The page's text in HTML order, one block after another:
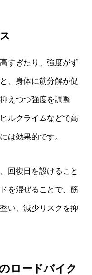
すぎたり、強度がず
、身体に筋分解が促
えつつ強度を調整
ルクライムなどで高
は効果的です。
回復日を設けること
を混ぜることで、筋
い、減少リスクを抑
ロードバイク